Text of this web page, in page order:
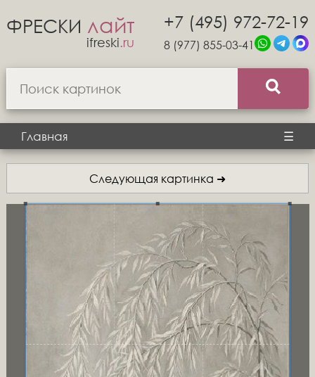
ФРЕСКИ лайт
ifreski.ru
+7 (495) 972-72-19
8 (977) 855-03-41
Главная ☰
Следующая картинка ➜